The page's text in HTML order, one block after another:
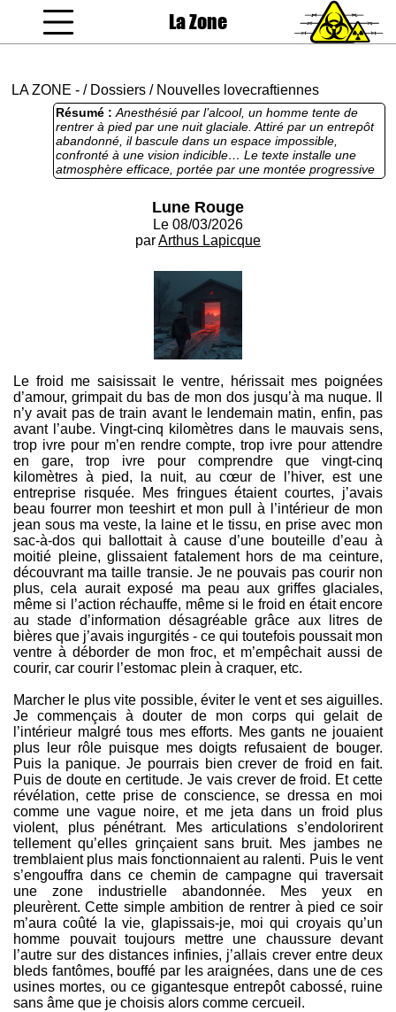
La Zone
LA ZONE - / Dossiers / Nouvelles lovecraftiennes
Résumé : Anesthésié par l’alcool, un homme tente de
rentrer à pied par une nuit glaciale. Attiré par un entrepôt
abandonné, il bascule dans un espace impossible,
confronté à une vision indicible… Le texte installe une
atmosphère efficace, portée par une montée progressive
de l’angoisse. Les images sont puissantes et souvent
revanche, l’intrusion ponctuelle de vocabulaire familier
affaiblit la tension et rompt parfois l’immersion. Resserrer
certaines images ou métaphores permettrait à l’horreur et
Lune Rouge
Le 08/03/2026
parArthus Lapicque
Le froid me saisissait le ventre, hérissait mes poignées
d’amour, grimpait du bas de mon dos jusqu’à ma nuque. Il
n’y avait pas de train avant le lendemain matin, enfin, pas
avant l’aube. Vingt-cinq kilomètres dans le mauvais sens,
trop ivre pour m’en rendre compte, trop ivre pour attendre
en gare, trop ivre pour comprendre que vingt-cinq
kilomètres à pied, la nuit, au cœur de l’hiver, est une
entreprise risquée. Mes fringues étaient courtes, j’avais
beau fourrer mon teeshirt et mon pull à l’intérieur de mon
jean sous ma veste, la laine et le tissu, en prise avec mon
sac-à-dos qui ballottait à cause d’une bouteille d’eau à
moitié pleine, glissaient fatalement hors de ma ceinture,
découvrant ma taille transie. Je ne pouvais pas courir non
plus, cela aurait exposé ma peau aux griffes glaciales,
même si l’action réchauffe, même si le froid en était encore
au stade d’information désagréable grâce aux litres de
bières que j’avais ingurgités - ce qui toutefois poussait mon
ventre à déborder de mon froc, et m’empêchait aussi de
courir, car courir l’estomac plein à craquer, etc.
Marcher le plus vite possible, éviter le vent et ses aiguilles.
Je commençais à douter de mon corps qui gelait de
l’intérieur malgré tous mes efforts. Mes gants ne jouaient
plus leur rôle puisque mes doigts refusaient de bouger.
Puis la panique. Je pourrais bien crever de froid en fait.
Puis de doute en certitude. Je vais crever de froid. Et cette
révélation, cette prise de conscience, se dressa en moi
comme une vague noire, et me jeta dans un froid plus
violent, plus pénétrant. Mes articulations s’endolorirent
tellement qu’elles grinçaient sans bruit. Mes jambes ne
tremblaient plus mais fonctionnaient au ralenti. Puis le vent
s’engouffra dans ce chemin de campagne qui traversait
une zone industrielle abandonnée. Mes yeux en
pleurèrent. Cette simple ambition de rentrer à pied ce soir
m’aura coûté la vie, glapissais-je, moi qui croyais qu’un
homme pouvait toujours mettre une chaussure devant
l’autre sur des distances infinies, j’allais crever entre deux
bleds fantômes, bouffé par les araignées, dans une de ces
usines mortes, ou ce gigantesque entrepôt cabossé, ruine
sans âme que je choisis alors comme cercueil.